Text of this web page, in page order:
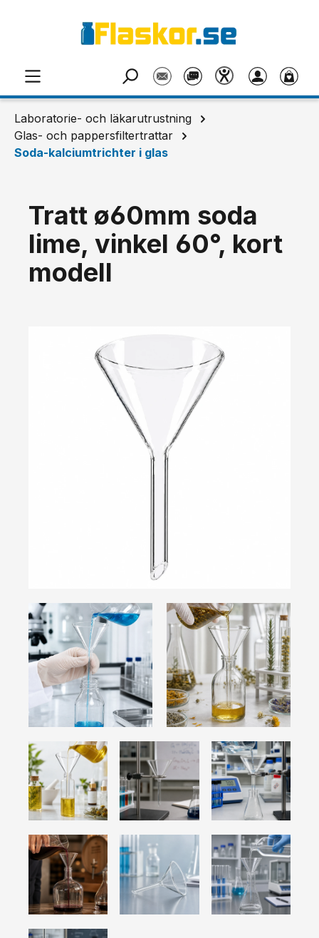
Laboratorie- och läkarutrustning
Glas- och pappersfiltertrattar
Soda-kalciumtrichter i glas
Tratt ø60mm soda
lime, vinkel 60°, kort
modell